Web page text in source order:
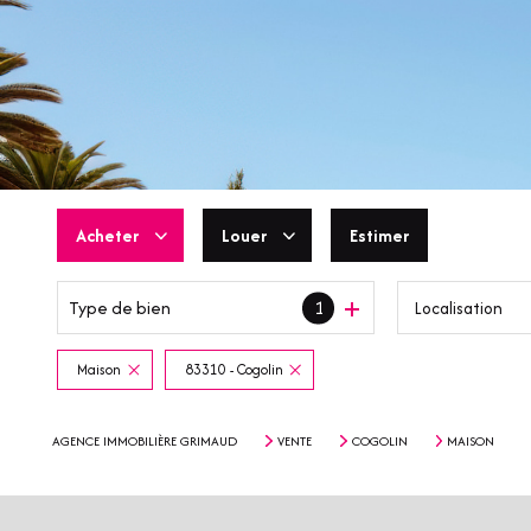
Acheter
De l'ancien
De l'immo pro
Louer
En saisonnier
Estimer
Type de bien 1 Localisation
Maison 83310 - Cogolin
AGENCE IMMOBILIÈRE GRIMAUD VENTE COGOLIN MAISON